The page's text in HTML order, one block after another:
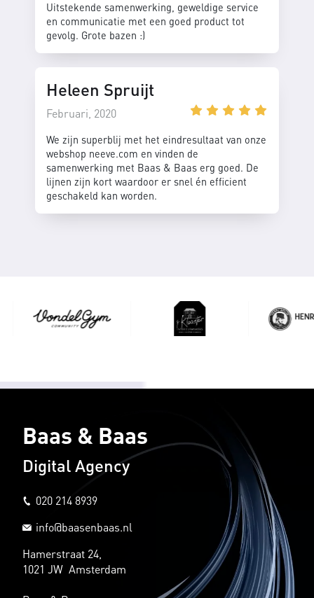
Uitstekende samenwerking, geweldige service
en communicatie met een goed product tot
gevolg. Grote bazen :)
Heleen Spruijt
Februari, 2020
We zijn superblij met het eindresultaat van onze
webshop neeve.com en vinden de
samenwerking met Baas & Baas erg goed. De
lijnen zijn kort waardoor er snel én efficient
geschakeld kan worden.
Baas & Baas
Digital Agency
020 214 8939
info@baasenbaas.nl
Hamerstraat 24,
1021 JW Amsterdam